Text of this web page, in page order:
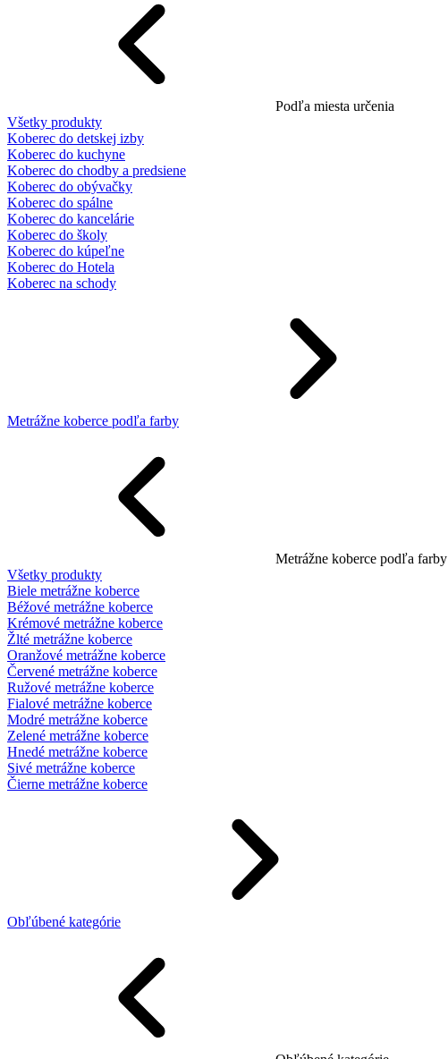
Podľa miesta určenia
Všetky produkty
Koberec do detskej izby
Koberec do kuchyne
Koberec do chodby a predsiene
Koberec do obývačky
Koberec do spálne
Koberec do kancelárie
Koberec do školy
Koberec do kúpeľne
Koberec do Hotela
Koberec na schody
Metrážne koberce podľa farby
Metrážne koberce podľa farby
Všetky produkty
Biele metrážne koberce
Béžové metrážne koberce
Krémové metrážne koberce
Žlté metrážne koberce
Oranžové metrážne koberce
Červené metrážne koberce
Ružové metrážne koberce
Fialové metrážne koberce
Modré metrážne koberce
Zelené metrážne koberce
Hnedé metrážne koberce
Sivé metrážne koberce
Čierne metrážne koberce
Obľúbené kategórie